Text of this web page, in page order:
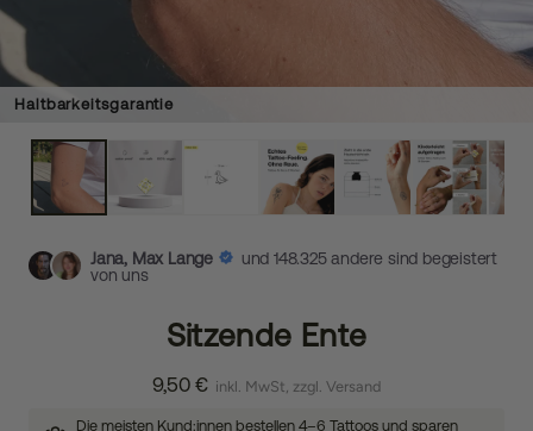
Haltbarkeitsgarantie
Jana, Max Lange
und 148.325 andere sind begeistert
von uns
Sitzende Ente
9,50 € inkl. MwSt, zzgl. Versand
Die meisten Kund:innen bestellen 4–6 Tattoos und sparen